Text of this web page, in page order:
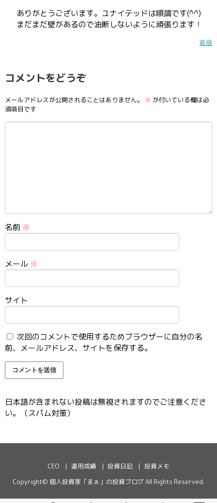
ありがとうございます。ユナイテッドは順調です(^^)
まだまだ壁があるので油断しないように頑張ります！
返信
コメントをどうぞ
メールアドレスが公開されることはありません。 ※ が付いている欄は必
須項目です
名前 ※
メール ※
サイト
次回のコメントで使用するためブラウザーに自分の名
前、メールアドレス、サイトを保存する。
日本語が含まれない投稿は無視されますのでご注意くださ
い。（スパム対策）
CEO 運用成績 投資日記
投資メモ
Copyright© 個人投資家「まぁ」の投資ブログAll Rights Reserved.